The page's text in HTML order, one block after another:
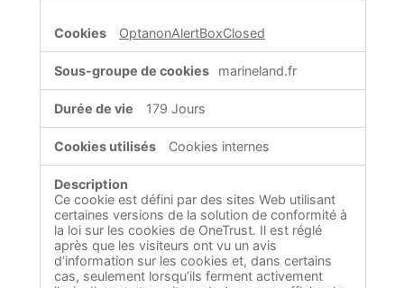
OptanonAlertBoxClosed
marineland.fr
179 Jours
Cookies internes
Ce cookie est défini par des sites Web utilisant
certaines versions de la solution de conformité à
la loi sur les cookies de OneTrust. Il est réglé
après que les visiteurs ont vu un avis
d’information sur les cookies et, dans certains
cas, seulement lorsqu’ils ferment activement